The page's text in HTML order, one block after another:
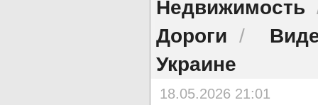
Недвижимость
Дороги /
Украине
18.05.2026 21:01